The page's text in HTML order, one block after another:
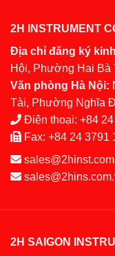
2H INSTRUMENT
Địa chỉ đăng ký
Hội, Phường Hai Bà
Văn phòng Hà Nội:
Tài, Phường Nghĩa
Điện thoại: +84
Fax: +84 24 3791
sales@2hinst.com
2H SAIGON